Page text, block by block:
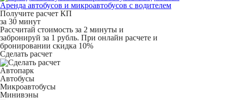
Аренда автобусов и микроавтобусов с водителем
Получите расчет КП
за 30 минут
Рассчитай стоимость за 2 минуты и
забронируй за 1 рубль. При онлайн расчете и
бронировании скидка 10%
Сделать расчет
Автопарк
Автобусы
Микроавтобусы
Минивэны